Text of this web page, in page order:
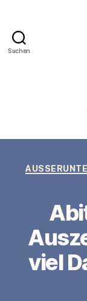
Suchen
viel